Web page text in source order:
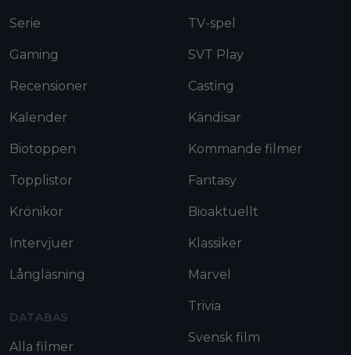
Serie
Gaming
Recensioner
Kalender
Biotoppen
Topplistor
Krönikor
Intervjuer
Långläsning
DATABAS
Alla filmer
TV-spel
SVT Play
Casting
Kändisar
Kommande filmer
Fantasy
Bioaktuellt
Klassiker
Marvel
Trivia
Svensk film